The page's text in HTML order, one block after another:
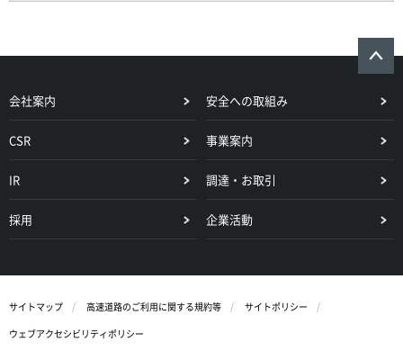
会社案内 安全への取組み
CSR 事業案内
IR 調達・お取引
採用 企業活動
サイトマップ 高速道路のご利用に関する規約等
サイトポリシー
ウェブアクセシビリティポリシー